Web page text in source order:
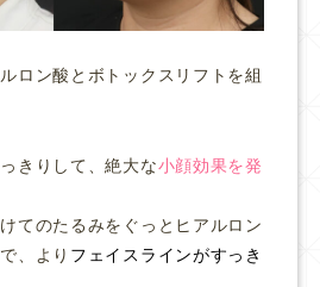
ロン酸とボトックスリフトを組
きりして、絶大な小顔効果を発
てのたるみをぐっとヒアルロン
、より フェイスラインがすっき